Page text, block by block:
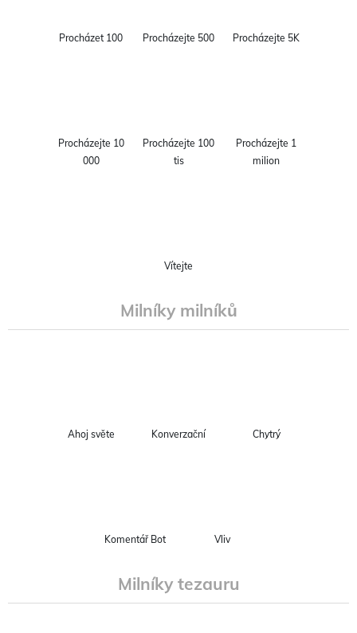
Procházet 100 Procházejte 500 Procházejte 5K
Procházejte 10
000
Procházejte 100
tis
Procházejte 1
milion
Vítejte
Milníky milníků
Ahoj světe Konverzační Chytrý
Komentář Bot Vliv
Milníky tezauru